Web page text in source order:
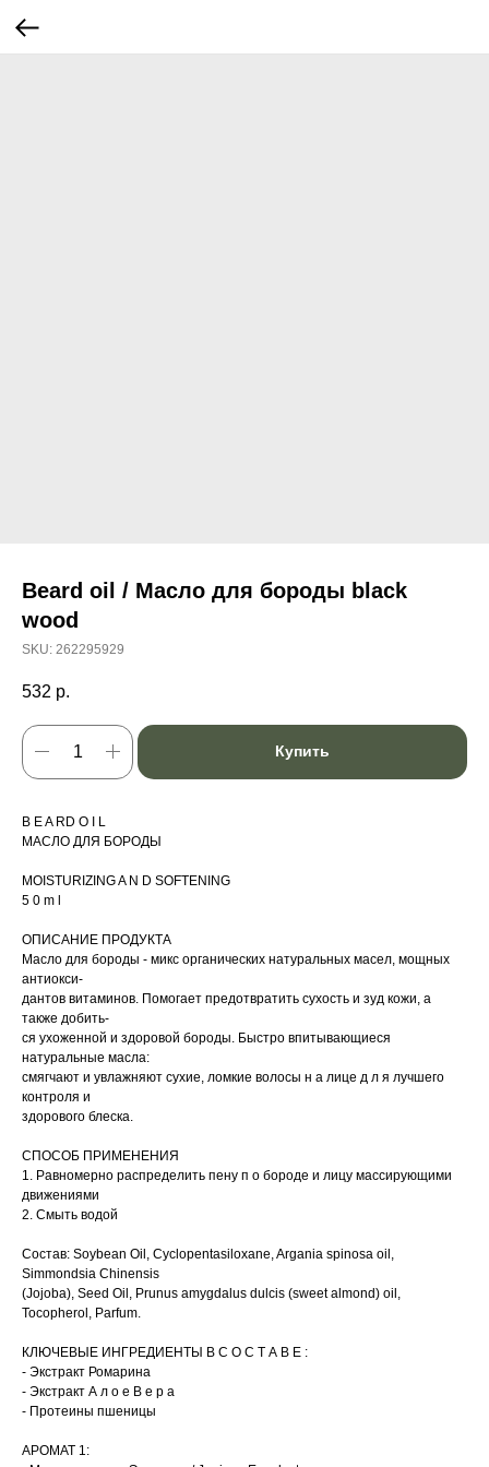
Beard oil / Масло для бороды black
wood
SKU: 262295929
532 р.
Купить
B E A RD O I L
МАСЛО ДЛЯ БОРОДЫ
MOISTURIZING A N D SOFTENING
5 0 m l
ОПИСАНИЕ ПРОДУКТА
Масло для бороды - микс органических натуральных масел, мощных
антиокси-
дантов витаминов. Помогает предотвратить сухость и зуд кожи, а
также добить-
ся ухоженной и здоровой бороды. Быстро впитывающиеся
натуральные масла:
смягчают и увлажняют сухие, ломкие волосы н а лице д л я лучшего
контроля и
здорового блеска.
СПОСОБ ПРИМЕНЕНИЯ
1. Равномерно распределить пену п о бороде и лицу массирующими
движениями
2. Смыть водой
Состав: Soybean Oil, Cyclopentasiloxane, Argania spinosa oil,
Simmondsia Chinensis
(Jojoba), Seed Oil, Prunus amygdalus dulcis (sweet almond) oil,
Tocopherol, Parfum.
КЛЮЧЕВЫЕ ИНГРЕДИЕНТЫ В С О С Т А В Е :
- Экстракт Ромарина
- Экстракт А л о е В е р а
- Протеины пшеницы
АРОМАТ 1: